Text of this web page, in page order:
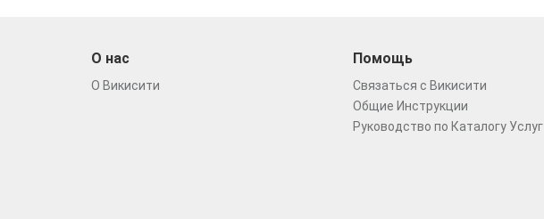
О нас
О Викисити
Помощь
Связаться с Викисити
Общие Инструкции
Руководство по Каталогу Услуг